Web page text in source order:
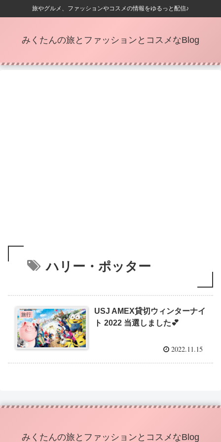
旅やグルメ、ファッションやコスメの情報をゆるっと配信♪
みくたんの旅とファッションとコスメなBlog
ハリー・ポッター
旅行
USJ AMEX貸切ウィンターナイ
ト 2022 当選しました💕
2022.11.15
みくたんの旅とファッションとコスメなBlog